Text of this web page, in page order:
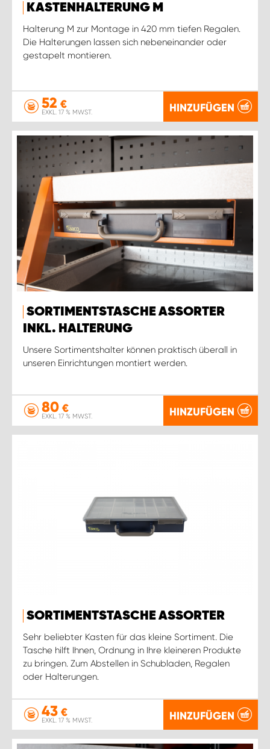
KASTENHALTERUNG M
Halterung M zur Montage in 420 mm tiefen Regalen.
Die Halterungen lassen sich nebeneinander oder
gestapelt montieren.
52 €
EXKL. 17 % MWST. HINZUFÜGEN
SORTIMENTSTASCHE ASSORTER
INKL. HALTERUNG
Unsere Sortimentshalter können praktisch überall in
unseren Einrichtungen montiert werden.
80 €
EXKL. 17 % MWST. HINZUFÜGEN
SORTIMENTSTASCHE ASSORTER
Sehr beliebter Kasten für das kleine Sortiment. Die
Tasche hilft Ihnen, Ordnung in Ihre kleineren Produkte
zu bringen. Zum Abstellen in Schubladen, Regalen
oder Halterungen.
43 €
EXKL. 17 % MWST. HINZUFÜGEN